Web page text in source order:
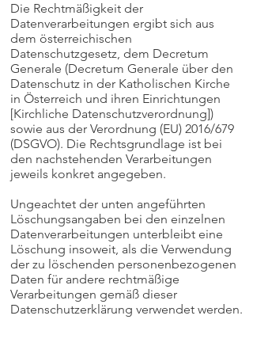
Die Rechtmäßigkeit der
Datenverarbeitungen ergibt sich aus
dem österreichischen
Datenschutzgesetz, dem Decretum
Generale (Decretum Generale über den
Datenschutz in der Katholischen Kirche
in Österreich und ihren Einrichtungen
[Kirchliche Datenschutzverordnung])
sowie aus der Verordnung (EU) 2016/679
(DSGVO). Die Rechtsgrundlage ist bei
den nachstehenden Verarbeitungen
jeweils konkret angegeben.
Ungeachtet der unten angeführten
Löschungsangaben bei den einzelnen
Datenverarbeitungen unterbleibt eine
Löschung insoweit, als die Verwendung
der zu löschenden personenbezogenen
Daten für andere rechtmäßige
Verarbeitungen gemäß dieser
Datenschutzerklärung verwendet werden.